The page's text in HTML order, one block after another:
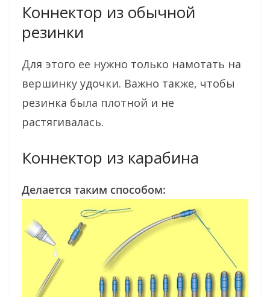
Коннектор из обычной
резинки
Для этого ее нужно только намотать на
вершинку удочки. Важно также, чтобы
резинка была плотной и не
растягивалась.
Коннектор из карабина
Делается таким способом: